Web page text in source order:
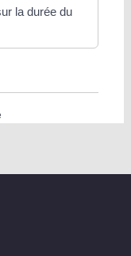
la durée du